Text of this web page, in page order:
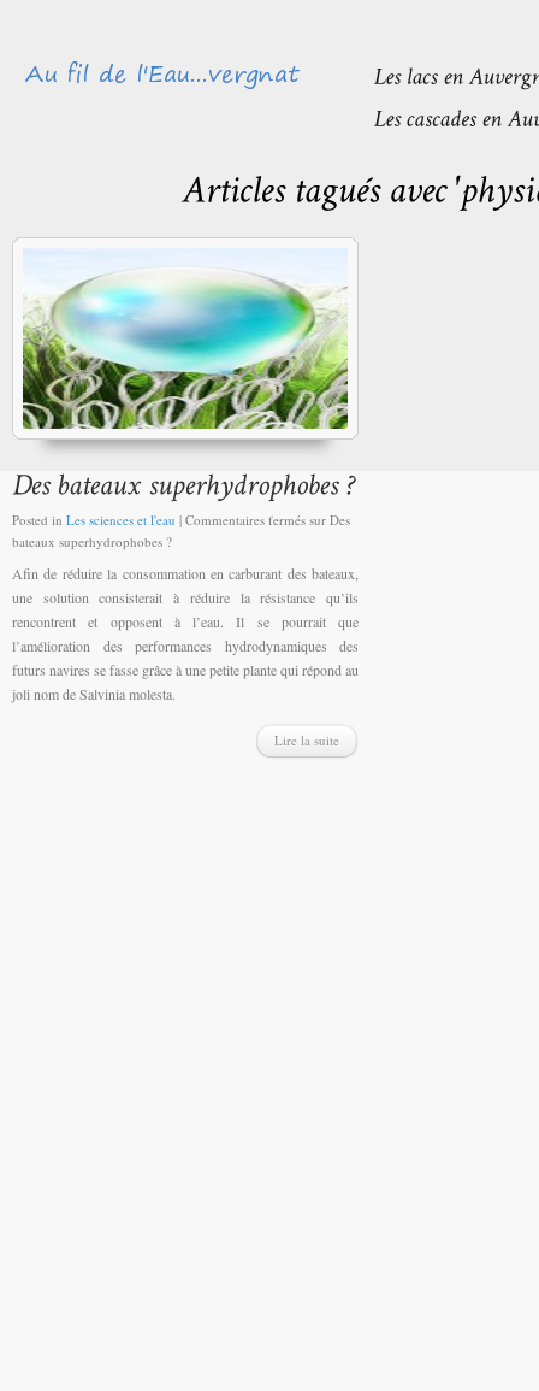
Posted in Les sciences et l'eau | Commentaires fermés sur Des
bateaux superhydrophobes ?
Afin de réduire la consommation en carburant des bateaux,
une solution consisterait à réduire la résistance qu’ils
rencontrent et opposent à l’eau. Il se pourrait que
l’amélioration des performances hydrodynamiques des
futurs navires se fasse grâce à une petite plante qui répond au
joli nom de Salvinia molesta.
Lire la suite